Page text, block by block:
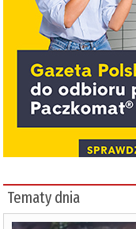
Tematy dnia